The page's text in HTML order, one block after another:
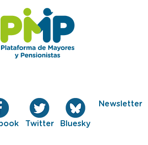
Twitter
esta
pagina
abre
Bluesky
esta
pagina
abre
Newsletter